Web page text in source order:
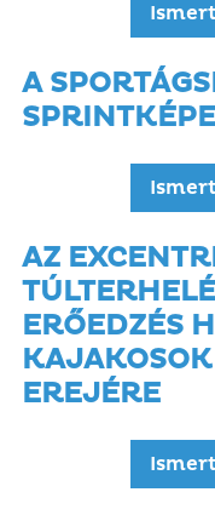
A
AZ
ERŐEDZÉS
EREJÉRE